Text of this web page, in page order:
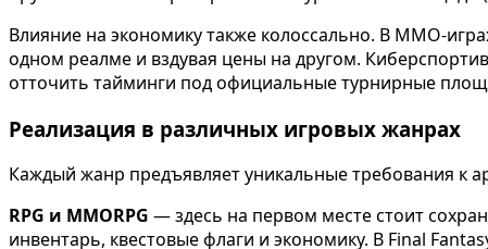
Влияние на экономику также колоссально. В MMO-
одном реалме и вздувая цены на другом.
отточить тайминги под официальные турнирные
Реализация в различных игровых жанрах
Каждый жанр предъявляет уникальные требования к
RPG и MMORPG — здесь на первом месте стоит
инвентарь, квестовые флаги и экономику. В Final